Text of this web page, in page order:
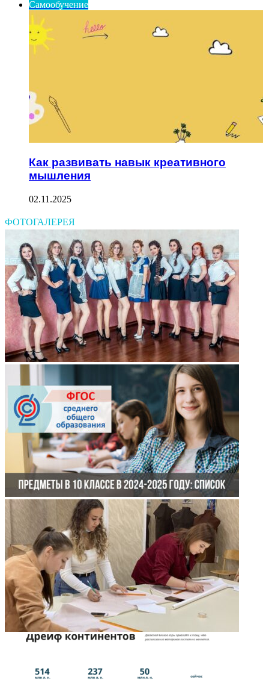
Самообучение
Как развивать навык креативного
мышления
02.11.2025
ФОТОГАЛЕРЕЯ